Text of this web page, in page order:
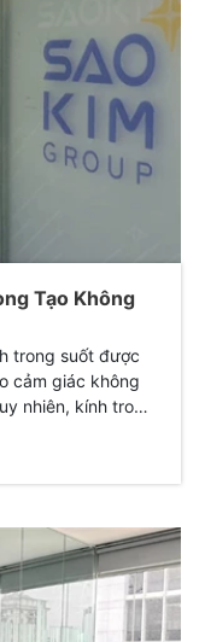
Tạo Không
trong suốt được
cảm giác không
nhiên, kính trong
vì vậy, decal
thông minh được